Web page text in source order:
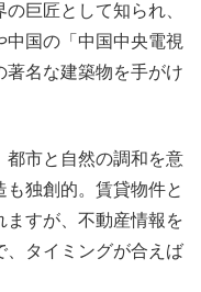
巨匠として知られ、
国の「中国中央電視
著名な建築物を手がけ
都市と自然の調和を意
独創的。賃貸物件と
ますが、不動産情報を
、タイミングが合えば